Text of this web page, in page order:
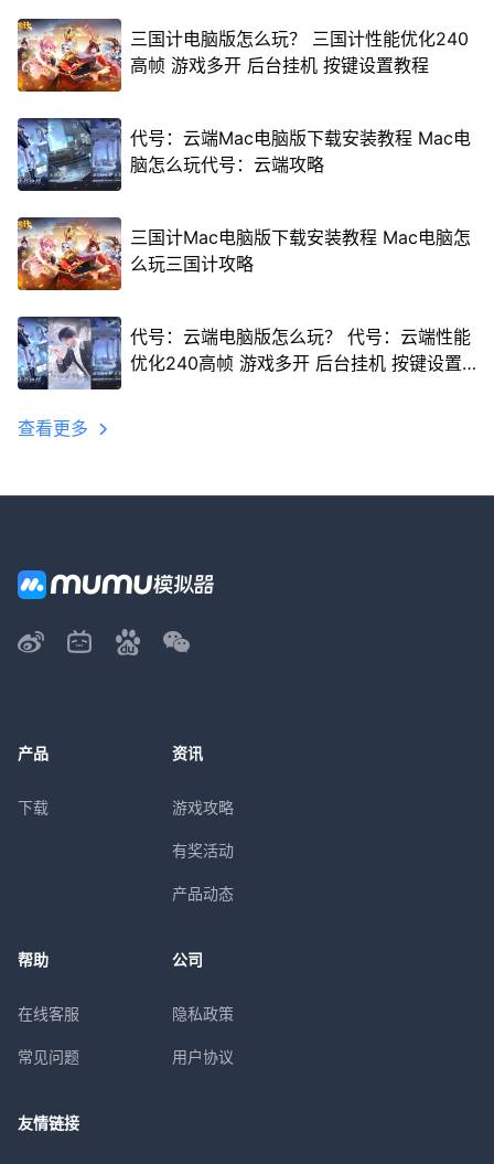
三国计电脑版怎么玩？ 三国计性能优化240
高帧 游戏多开 后台挂机 按键设置教程
代号：云端Mac电脑版下载安装教程 Mac电
脑怎么玩代号：云端攻略
三国计Mac电脑版下载安装教程 Mac电脑怎
么玩三国计攻略
代号：云端电脑版怎么玩？ 代号：云端性能
优化240高帧 游戏多开 后台挂机 按键设置
查看更多
产品
下载
资讯
游戏攻略
有奖活动
产品动态
帮助
在线客服
常见问题
公司
隐私政策
用户协议
友情链接